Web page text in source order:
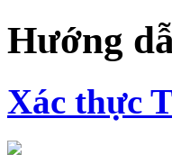
Hướng
Xác thực